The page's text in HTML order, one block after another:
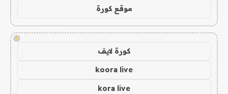
موقع كورة
!
كورة لايف
koora live
kora live